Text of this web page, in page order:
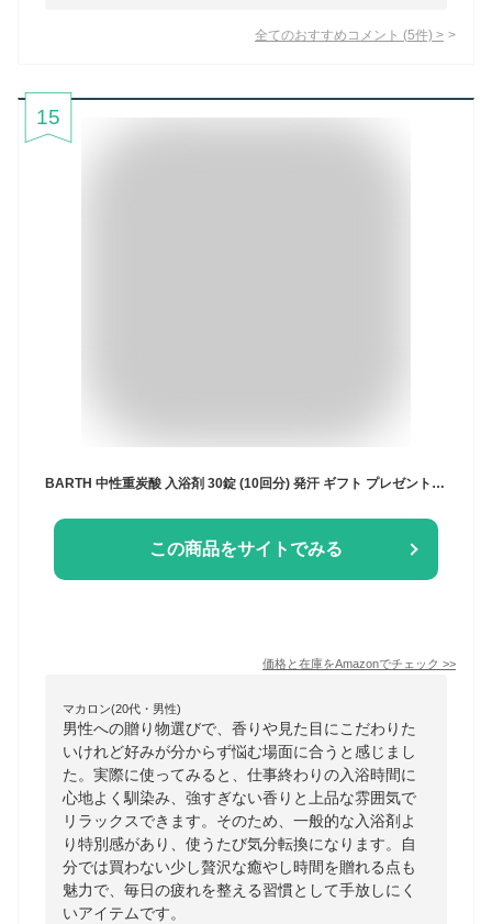
全てのおすすめコメント (5件) >
15
BARTH 中性重炭酸 入浴剤 30錠 (10回分) 発汗 ギフト プレゼント 医薬部外品
この商品をサイトでみる
価格と在庫をAmazonでチェック >>
マカロン(20代・男性)
男性への贈り物選びで、香りや見た目にこだわりた
いけれど好みが分からず悩む場面に合うと感じまし
た。実際に使ってみると、仕事終わりの入浴時間に
心地よく馴染み、強すぎない香りと上品な雰囲気で
リラックスできます。そのため、一般的な入浴剤よ
り特別感があり、使うたび気分転換になります。自
分では買わない少し贅沢な癒やし時間を贈れる点も
魅力で、毎日の疲れを整える習慣として手放しにく
いアイテムです。